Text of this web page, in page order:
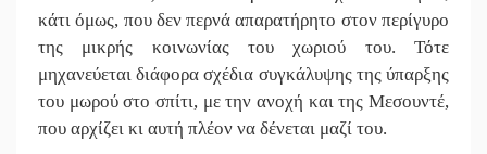
κάτι όμως, που δεν περνά απαρατήρητο στον περίγυρο
της μικρής κοινωνίας του χωριού του. Τότε
μηχανεύεται διάφορα σχέδια συγκάλυψης της ύπαρξης
του μωρού στο σπίτι, με την ανοχή και της Μεσουντέ,
που αρχίζει κι αυτή πλέον να δένεται μαζί του.